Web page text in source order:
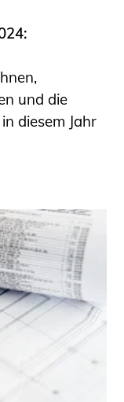
und die
diesem Jahr